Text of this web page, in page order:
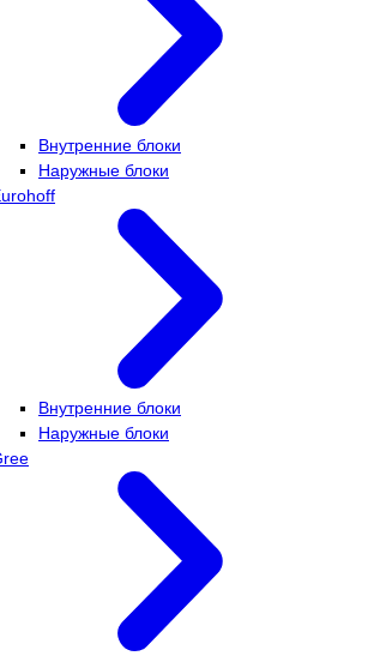
Внутренние блоки
Наружные блоки
Внутренние блоки
Наружные блоки